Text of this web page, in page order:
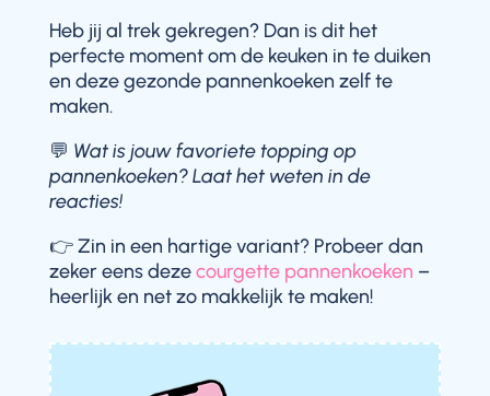
Heb jij al trek gekregen? Dan is dit het
perfecte moment om de keuken in te duiken
en deze gezonde pannenkoeken zelf te
maken.
💬 Wat is jouw favoriete topping op
pannenkoeken? Laat het weten in de
reacties!
👉 Zin in een hartige variant? Probeer dan
zeker eens dezecourgette pannenkoeken –
heerlijk en net zo makkelijk te maken!